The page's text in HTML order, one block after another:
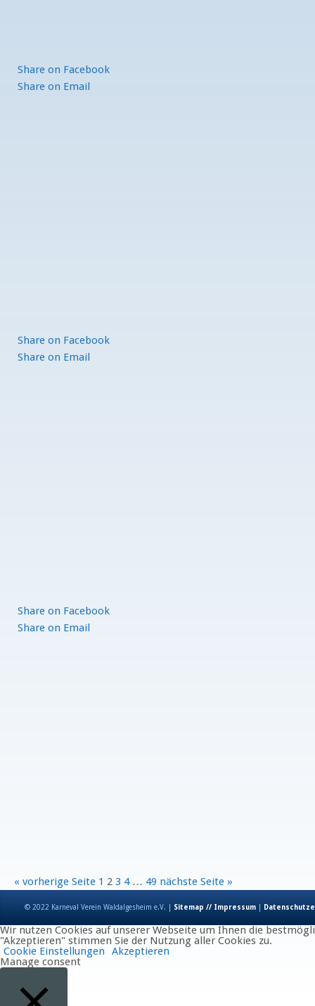
Share on Facebook
Share on Email
Share on Facebook
Share on Email
Share on Facebook
Share on Email
« vorherige Seite 1 2 3 4 … 49 nächste Seite »
© 2022 Karneval Verein Waldalgesheim e.V. | Sitemap // Impressum
Wir nutzen Cookies auf unserer Webseite um Ihnen die
"Akzeptieren" stimmen Sie der Nutzung aller Cookies zu.
Cookie Einstellungen
Akzeptieren
Manage consent